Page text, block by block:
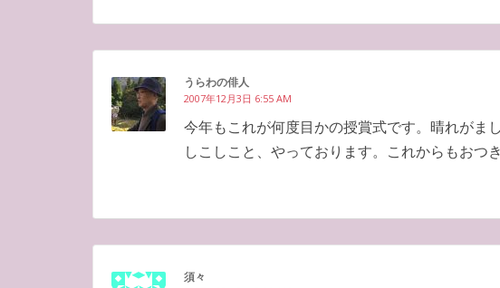
うらわの俳人
2007年12月3日 6:55 AM
今年もこれが何度目かの授賞式です。晴れがま
しこしこと、やっております。これからもおつ
須々